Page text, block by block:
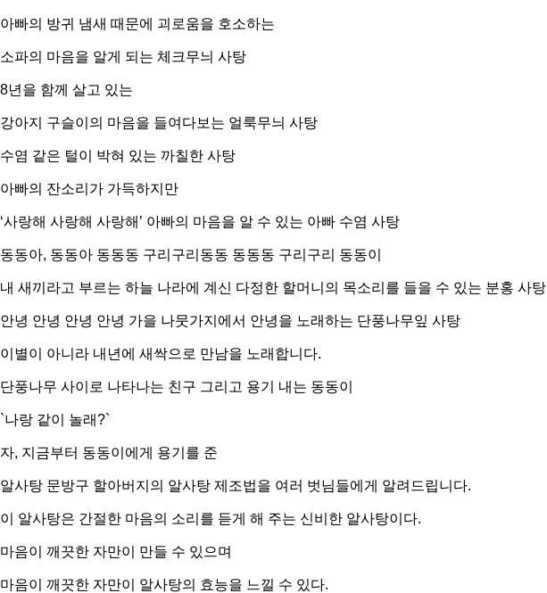
아빠의 방귀 냄새 때문에 괴로움을 호소하는
소파의 마음을 알게 되는 체크무늬 사탕
8년을 함께 살고 있는
강아지 구슬이의 마음을 들여다보는 얼룩무늬 사탕
수염 같은 털이 박혀 있는 까칠한 사탕
아빠의 잔소리가 가득하지만
‘사랑해 사랑해 사랑해’ 아빠의 마음을 알 수 있는 아빠 수염 사탕
동동아, 동동아 동동동 구리구리동동 동동동 구리구리 동동이
내 새끼라고 부르는 하늘 나라에 계신 다정한 할머니의 목소리를 들을 수 있는 분홍 사탕
안녕 안녕 안녕 안녕 가을 나뭇가지에서 안녕을 노래하는 단풍나무잎 사탕
이별이 아니라 내년에 새싹으로 만남을 노래합니다.
단풍나무 사이로 나타나는 친구 그리고 용기 내는 동동이
`나랑 같이 놀래?`
자, 지금부터 동동이에게 용기를 준
알사탕 문방구 할아버지의 알사탕 제조법을 여러 벗님들에게 알려드립니다.
이 알사탕은 간절한 마음의 소리를 듣게 해 주는 신비한 알사탕이다.
마음이 깨끗한 자만이 만들 수 있으며
마음이 깨끗한 자만이 알사탕의 효능을 느낄 수 있다.